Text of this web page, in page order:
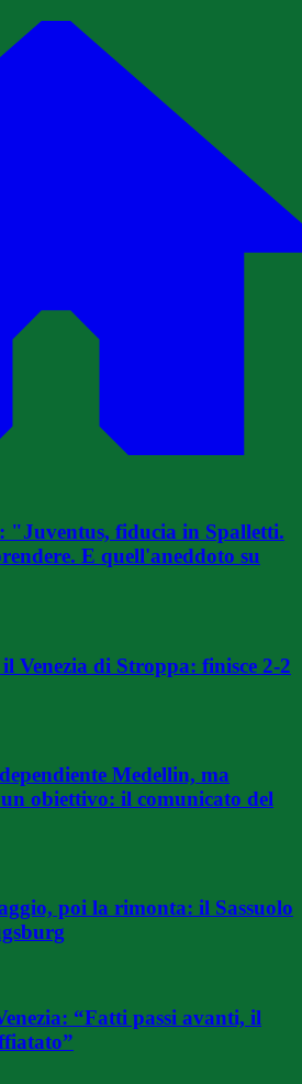
"Juventus, fiducia in Spalletti.
E quell'aneddoto su
Venezia di Stroppa: finisce 2-2
Medellin, ma
obiettivo: il comunicato del
poi la rimonta: il Sassuolo
“Fatti passi avanti, il